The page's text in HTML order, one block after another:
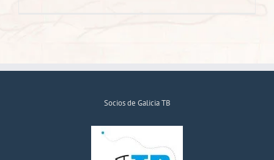
Socios de Galicia TB